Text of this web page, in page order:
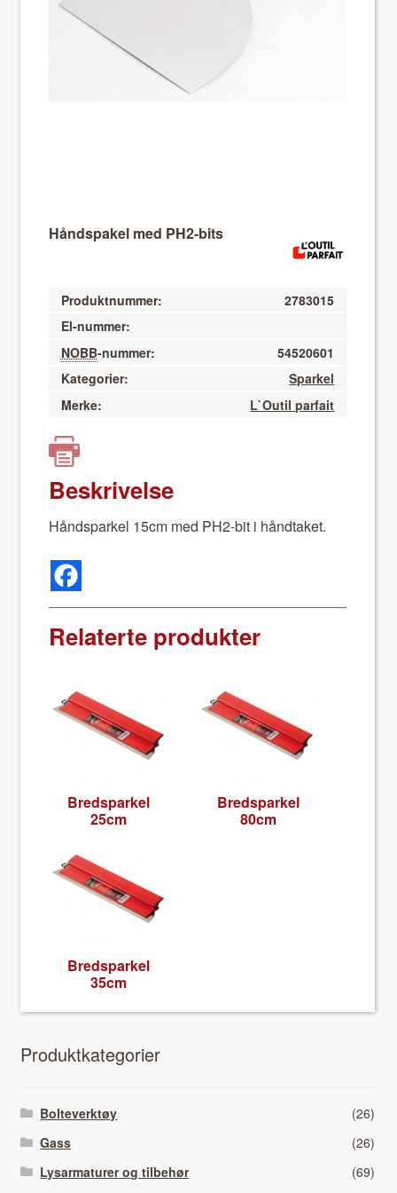
Håndspakel med PH2-bits
Produktnummer:
2783015
El-nummer:
NOBB-nummer:
54520601
Kategorier:
Sparkel
Merke:
L`Outil parfait
Beskrivelse
Håndsparkel 15cm med PH2-bit i hånd­taket.
Relaterte produkter
Bredsparkel
25cm
Bredsparkel
80cm
Bredsparkel
35cm
Pro­duk­tkat­e­gori­er
Bolteverktøy
(26)
Gass
(26)
Lysarmaturer og tilbehør
(69)